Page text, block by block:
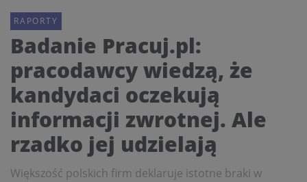
RAPORTY
Badanie Pracuj.pl:
pracodawcy wiedzą, że
kandydaci oczekują
informacji zwrotnej. Ale
rzadko jej udzielają
Większość polskich firm deklaruje istotne braki w